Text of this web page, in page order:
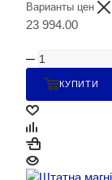
Варианты цен
23 994.00
КУПИТИ